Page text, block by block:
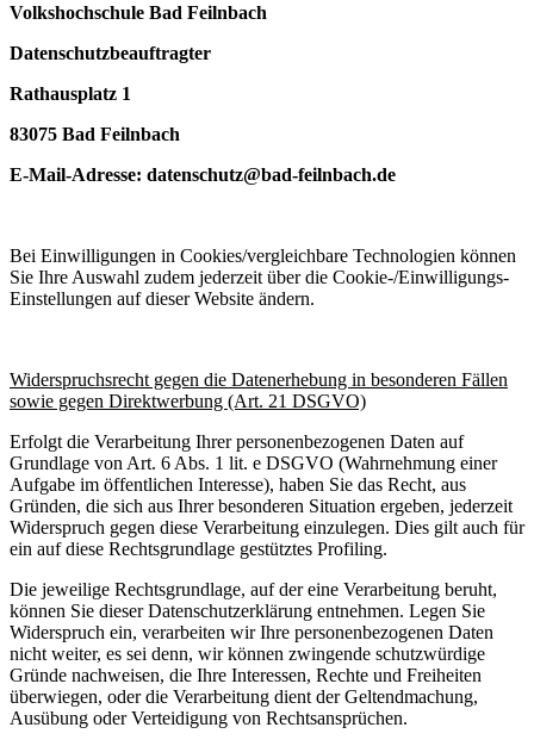
Volkshochschule Bad Feilnbach
Datenschutzbeauftragter
Rathausplatz 1
83075 Bad Feilnbach
E-Mail-Adresse: datenschutz@bad-feilnbach.de
Bei Einwilligungen in Cookies/vergleichbare Technologien können
Sie Ihre Auswahl zudem jederzeit über die Cookie-/Einwilligungs-
Einstellungen auf dieser Website ändern.
Widerspruchsrecht gegen die Datenerhebung in besonderen Fällen
sowie gegen Direktwerbung (Art. 21 DSGVO)
Erfolgt die Verarbeitung Ihrer personenbezogenen Daten auf
Grundlage von Art. 6 Abs. 1 lit. e DSGVO (Wahrnehmung einer
Aufgabe im öffentlichen Interesse), haben Sie das Recht, aus
Gründen, die sich aus Ihrer besonderen Situation ergeben, jederzeit
Widerspruch gegen diese Verarbeitung einzulegen. Dies gilt auch für
ein auf diese Rechtsgrundlage gestütztes Profiling.
Die jeweilige Rechtsgrundlage, auf der eine Verarbeitung beruht,
können Sie dieser Datenschutzerklärung entnehmen. Legen Sie
Widerspruch ein, verarbeiten wir Ihre personenbezogenen Daten
nicht weiter, es sei denn, wir können zwingende schutzwürdige
Gründe nachweisen, die Ihre Interessen, Rechte und Freiheiten
überwiegen, oder die Verarbeitung dient der Geltendmachung,
Ausübung oder Verteidigung von Rechtsansprüchen.